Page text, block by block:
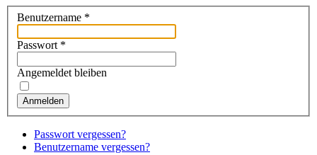
Benutzername *
Passwort *
Angemeldet bleiben
Anmelden
Passwort vergessen?
Benutzername vergessen?